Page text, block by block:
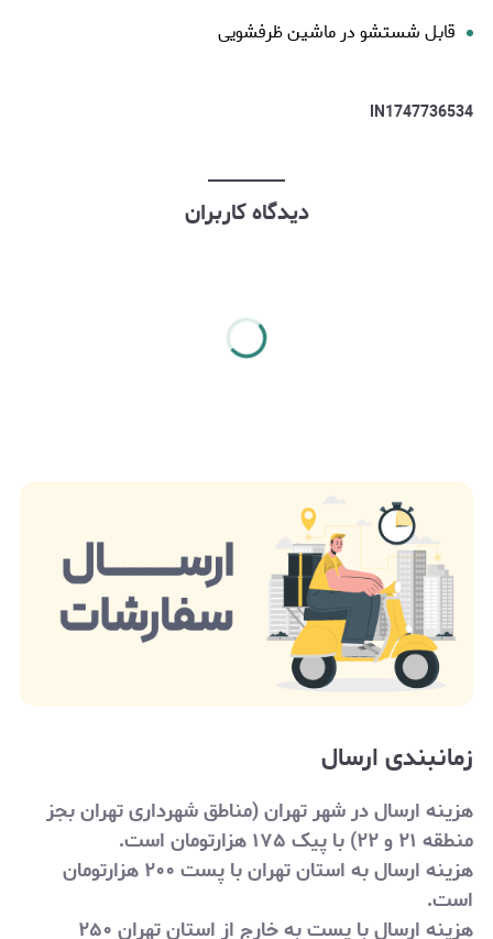
قابل شستشو در ماشین ظرفشویی
IN1747736534
دیدگاه کاربران
زمانبندی ارسال
هزینه ارسال در شهر تهران (مناطق شهرداری تهران بجز
منطقه ۲۱ و ۲۲) با پیک ۱۷۵ هزارتومان است.
هزینه ارسال به استان تهران با پست ۲۰۰ هزارتومان
است.
هزینه ارسال با پست به خارج از استان تهران ۲۵۰